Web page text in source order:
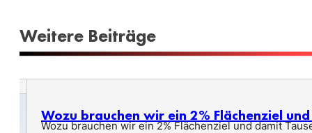
Weitere Beiträge
Wozu brauchen wir ein 2% Flächenziel
Wozu brauchen wir ein 2% Flächenziel und damit